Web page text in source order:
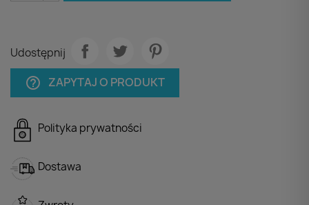
Udostępnij
help_outline ZAPYTAJ O PRODUKT
Polityka prywatności
Dostawa